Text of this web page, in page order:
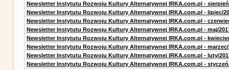
Newsletter Instytutu Rozwoju Kultury Alternatywnej IRKA.com.pl -
Newsletter Instytutu Rozwoju Kultury Alternatywnej IRKA.com.pl - lipiec/
Newsletter Instytutu Rozwoju Kultury Alternatywnej IRKA.com.pl -
Newsletter Instytutu Rozwoju Kultury Alternatywnej IRKA.com.pl - maj/
Newsletter Instytutu Rozwoju Kultury Alternatywnej IRKA.com.pl -
Newsletter Instytutu Rozwoju Kultury Alternatywnej IRKA.com.pl - marzec/
Newsletter Instytutu Rozwoju Kultury Alternatywnej IRKA.com.pl - luty/
Newsletter Instytutu Rozwoju Kultury Alternatywnej IRKA.com.pl -